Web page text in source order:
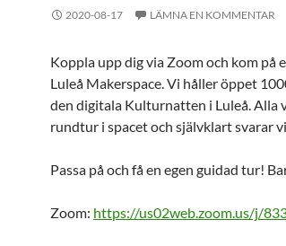
2020-08-17 LÄMNA EN KOMMENTAR
Koppla upp dig via Zoom och kom
Luleå Makerspace. Vi håller öppet
den digitala Kulturnatten i Luleå. Alla
rundtur i spacet och självklart svarar
Passa på och få en egen guidad tur!
Zoom: https://us02web.zoom.us/j/